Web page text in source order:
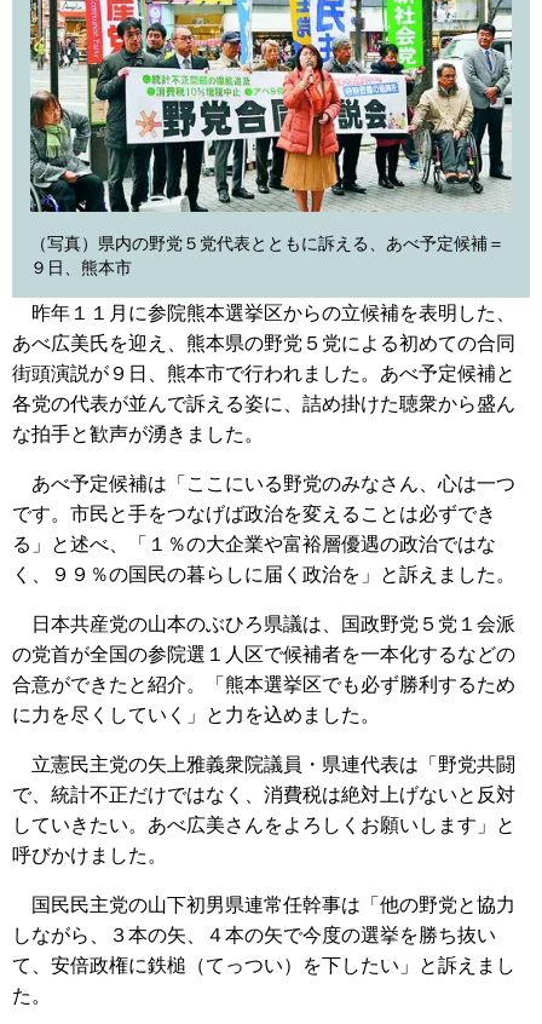
（写真）県内の野党５党代表とともに訴える、あべ予定候補＝
９日、熊本市
昨年１１月に参院熊本選挙区からの立候補を表明した、
あべ広美氏を迎え、熊本県の野党５党による初めての合同
街頭演説が９日、熊本市で行われました。あべ予定候補と
各党の代表が並んで訴える姿に、詰め掛けた聴衆から盛ん
な拍手と歓声が湧きました。
あべ予定候補は「ここにいる野党のみなさん、心は一つ
です。市民と手をつなげば政治を変えることは必ずでき
る」と述べ、「１％の大企業や富裕層優遇の政治ではな
く、９９％の国民の暮らしに届く政治を」と訴えました。
日本共産党の山本のぶひろ県議は、国政野党５党１会派
の党首が全国の参院選１人区で候補者を一本化するなどの
合意ができたと紹介。「熊本選挙区でも必ず勝利するため
に力を尽くしていく」と力を込めました。
立憲民主党の矢上雅義衆院議員・県連代表は「野党共闘
で、統計不正だけではなく、消費税は絶対上げないと反対
していきたい。あべ広美さんをよろしくお願いします」と
呼びかけました。
国民民主党の山下初男県連常任幹事は「他の野党と協力
しながら、３本の矢、４本の矢で今度の選挙を勝ち抜い
て、安倍政権に鉄槌（てっつい）を下したい」と訴えまし
た。